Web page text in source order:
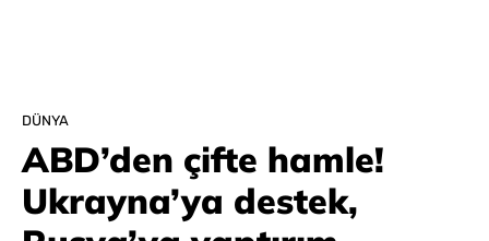
DÜNYA
ABD’den çifte hamle!
Ukrayna’ya destek,